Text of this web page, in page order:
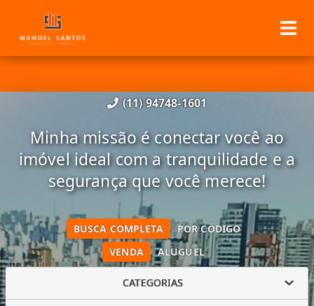
(11) 94748-1601
Minha missão é conectar você ao
imóvel ideal com a tranquilidade e a
segurança que você merece!
VENDA ALUGUEL
BUSCA COMPLETA POR CÓDIGO
CATEGORIAS